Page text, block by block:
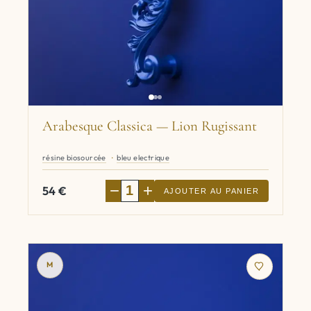
Arabesque Classica — Lion Rugissant
résine biosourcée bleu electrique
54€ − + AJOUTER AU PANIER
M